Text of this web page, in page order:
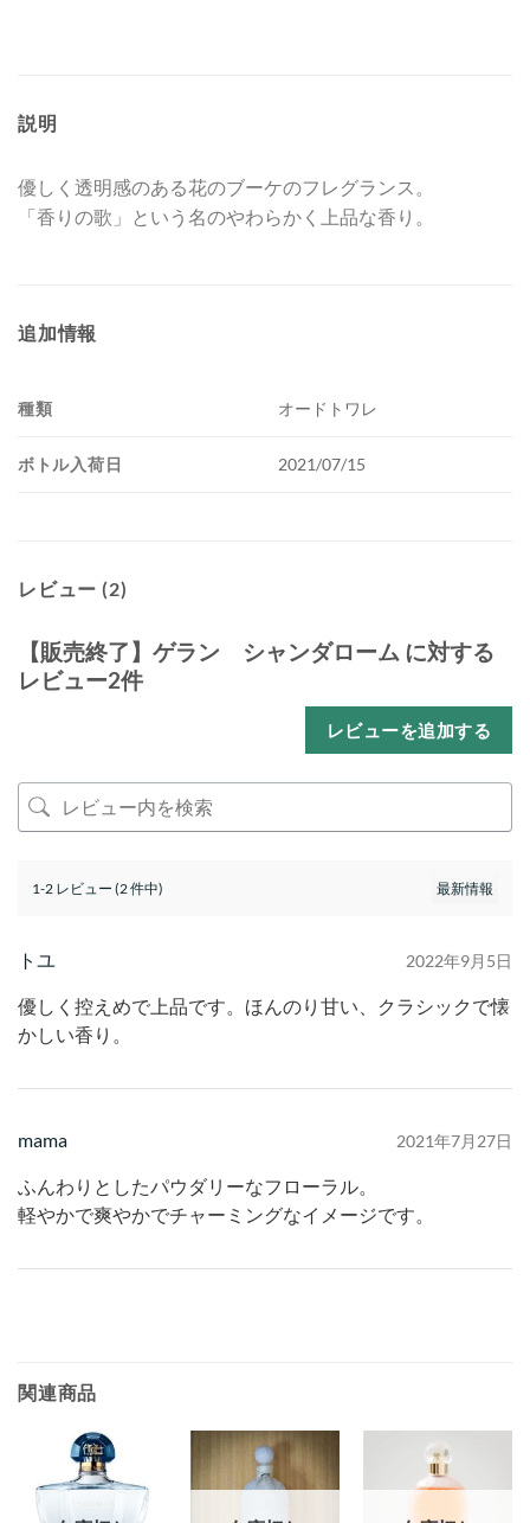
説明
優しく透明感のある花のブーケのフレグランス。
「香りの歌」という名のやわらかく上品な香り。
追加情報
種類 オードトワレ
ボトル入荷日 2021/07/15
レビュー (2)
【販売終了】ゲラン シャンダローム に対する
レビュー2件
レビューを追加する
1-2 レビュー (2 件中)
トユ 2022年9月5日
優しく控えめで上品です。ほんのり甘い、クラシックで懐
かしい香り。
mama 2021年7月27日
ふんわりとしたパウダリーなフローラル。
軽やかで爽やかでチャーミングなイメージです。
関連商品